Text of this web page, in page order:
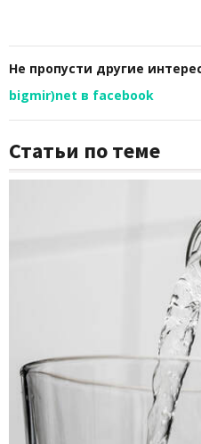
Не пропусти другие
bigmir)net в facebook
Статьи по теме